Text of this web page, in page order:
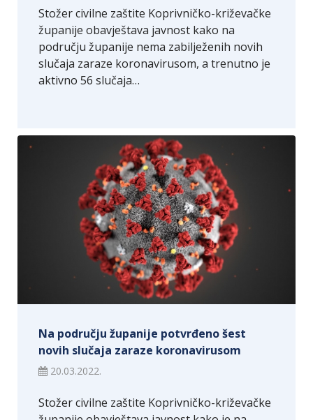
Stožer civilne zaštite Koprivničko-križevačke
županije obavještava javnost kako na
području županije nema zabilježenih novih
slučaja zaraze koronavirusom, a trenutno je
aktivno 56 slučaja…
Na području županije potvrđeno šest
novih slučaja zaraze koronavirusom
20.03.2022.
Stožer civilne zaštite Koprivničko-križevačke